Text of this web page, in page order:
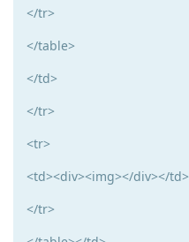
</tr>
</table>
</td>
</tr>
<tr>
<td><div><img></div></td>
</tr>